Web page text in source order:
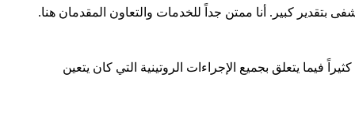
كبير. أنا ممتن جداً للخدمات والتعاون المقدمان هنا.
فيما يتعلق بجميع الإجراءات الروتينية التي كان يتعين